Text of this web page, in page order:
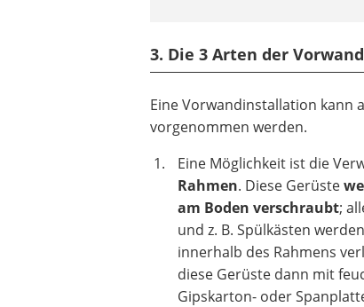
3. Die 3 Arten der
Eine Vorwandinstallation kann
vorgenommen werden.
Eine Möglichkeit ist die
Rahmen. Diese Gerüste
am Boden verschraubt;
und z. B. Spülkästen
innerhalb des Rahmens
diese Gerüste dann mit
Gipskarton- oder